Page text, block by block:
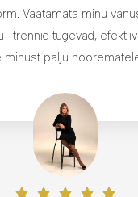
Vaatamata minu
trennid tugevad,
minust palju